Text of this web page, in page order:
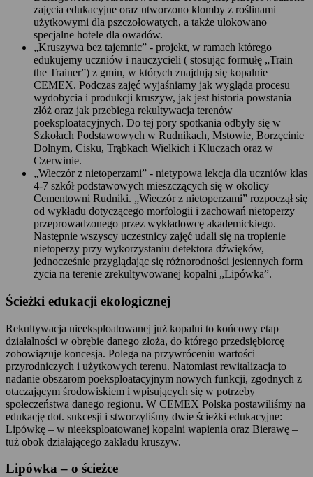
zajęcia edukacyjne oraz utworzono klomby z roślinami
użytkowymi dla pszczołowatych, a także ulokowano
specjalne hotele dla owadów.
„Kruszywa bez tajemnic” - projekt, w ramach którego
edukujemy uczniów i nauczycieli ( stosując formułę „Train
the Trainer”) z gmin, w których znajdują się kopalnie
CEMEX. Podczas zajęć wyjaśniamy jak wygląda procesu
wydobycia i produkcji kruszyw, jak jest historia powstania
złóż oraz jak przebiega rekultywacja terenów
poeksploatacyjnych. Do tej pory spotkania odbyły się w
Szkołach Podstawowych w Rudnikach, Mstowie, Borzęcinie
Dolnym, Cisku, Trąbkach Wielkich i Kluczach oraz w
Czerwinie.
„Wieczór z nietoperzami” - nietypowa lekcja dla uczniów klas
4-7 szkół podstawowych mieszczących się w okolicy
Cementowni Rudniki. „Wieczór z nietoperzami” rozpoczął się
od wykładu dotyczącego morfologii i zachowań nietoperzy
przeprowadzonego przez wykładowcę akademickiego.
Następnie wszyscy uczestnicy zajęć udali się na tropienie
nietoperzy przy wykorzystaniu detektora dźwięków,
jednocześnie przyglądając się różnorodności jesiennych form
życia na terenie zrekultywowanej kopalni „Lipówka”.
Ścieżki edukacji ekologicznej
Rekultywacja nieeksploatowanej już kopalni to końcowy etap
działalności w obrębie danego złoża, do którego przedsiębiorcę
zobowiązuje koncesja. Polega na przywróceniu wartości
przyrodniczych i użytkowych terenu. Natomiast rewitalizacja to
nadanie obszarom poeksploatacyjnym nowych funkcji, zgodnych z
otaczającym środowiskiem i wpisujących się w potrzeby
społeczeństwa danego regionu. W CEMEX Polska postawiliśmy na
edukację dot. sukcesji i stworzyliśmy dwie ścieżki edukacyjne:
Lipówkę – w nieeksploatowanej kopalni wapienia oraz Bierawę –
tuż obok działającego zakładu kruszyw.
Lipówka – o ścieżce